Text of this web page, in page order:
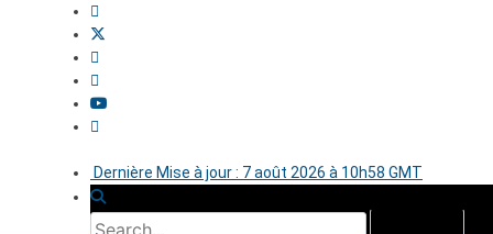
Dernière Mise à jour : 7 août 2026 à 10h58 GMT